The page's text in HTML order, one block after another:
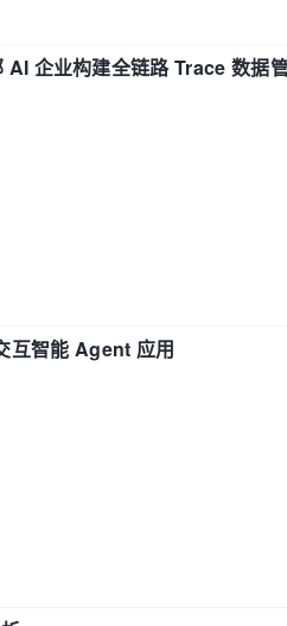
企业构建全链路 Trace 数据
互智能 Agent 应用